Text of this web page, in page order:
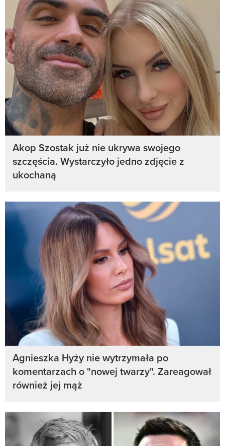
Akop Szostak już nie ukrywa swojego
szczęścia. Wystarczyło jedno zdjęcie z
ukochaną
Agnieszka Hyży nie wytrzymała po
komentarzach o "nowej twarzy". Zareagował
również jej mąż